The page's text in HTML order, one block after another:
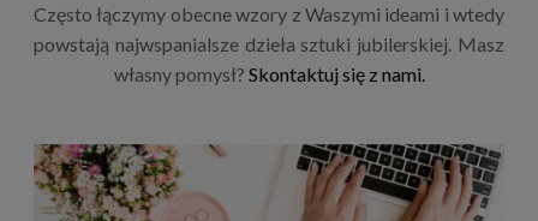
Często łączymy obecne wzory z Waszymi ideami i wtedy
powstają najwspanialsze dzieła sztuki jubilerskiej. Masz
własny pomysł? Skontaktuj się z nami.